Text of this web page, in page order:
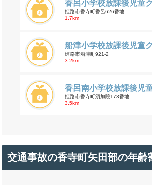
香呂小学校放課後児童
姫路市香寺町香呂626番地
1.7km
船津小学校放課後児童
姫路市船津町921-2
3.2km
香呂南小学校放課後児
姫路市香寺町須加院173番地
3.5km
交通事故の香寺町矢田部の年齢